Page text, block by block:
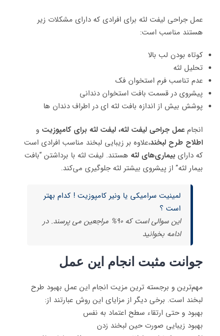
عمل جراحی لیفت لثه برای افرادی که دارای مشکلات زیر
هستند مناسب است:
کوتاه بودن لب بالا
تحلیل لثه
عدم تناسب فرم استخوان فک
پیشروی در قسمت بافت استخوان دندانی
پوشش بیش از اندازه بافت لثه ای در اطراف دندان ها
انجام عمل جراحی لیفت لثه، لیفت لثه برای کامپوزیت و
اطلاح طرح لبخند،علاوه بر زیبایی لبخند مناسب افرادی است
که دارای بیماری‌های لثه هستند. لیفت لثه با برداشتن “بافت
بیمار لثه” از پیشروی بیشتر لثه جلوگیری می‌کند.
لمینیت سرامیکی یا ونیر کامپوزیت ! کدام بهتر
است ؟
این سوالی است که 90% مراجعین می پرسند. در
ادامه بخوانید
جوانت مثبت انجام این عمل
مهم‌ترین و برجسته ترین مزیت انجام این عمل بهبود طرح
لبخند است. برخی دیگر از مزایای این روش عبارتند از:
بهبود و حتی ارتقاء سطح اعتماد به نفس
بهبود زیبایی صورت حین لبخند زدن